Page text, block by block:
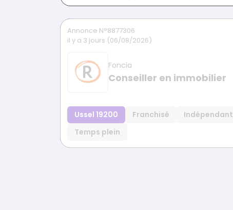
Annonce N°8877306
il y a 3 jours (06/08/2026)
Foncia
Conseiller en immobilier
Ussel 19200 Franchisé
Indépendant
Temps plein